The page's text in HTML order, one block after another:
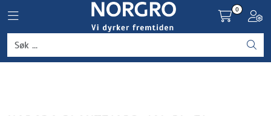
Toggle navigation
0
Grønnsaker